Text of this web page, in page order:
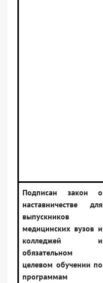
Подписан закон о
наставничестве для
выпускников
медицинских вузов и
колледжей и
обязательном
целевом обучении по
программам